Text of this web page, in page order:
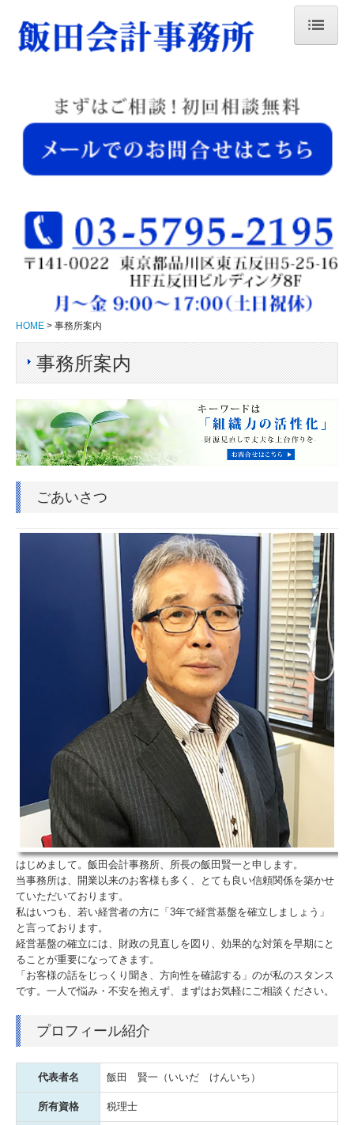
業務内容
トピックス
お問合せ
プライバシーポリシー
HOME 事務所案内
事務所案内
ごあいさつ
はじめまして。飯田会計事務所、所長の飯田賢一と申します。
当事務所は、開業以来のお客様も多く、とても良い信頼関係を築かせ
ていただいております。
私はいつも、若い経営者の方に「3年で経営基盤を確立しましょう」
と言っております。
経営基盤の確立には、財政の見直しを図り、効果的な対策を早期にと
ることが重要になってきます。
「お客様の話をじっくり聞き、方向性を確認する」のが私のスタンス
です。一人で悩み・不安を抱えず、まずはお気軽にご相談ください。
プロフィール紹介
代表者名 飯田 賢一（いいだ けんいち）
所有資格 税理士